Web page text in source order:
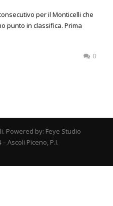
per il Monticelli che
punto in classifica. Prima
0
Powered by: Feye Studio
Ascoli Piceno, P.I.